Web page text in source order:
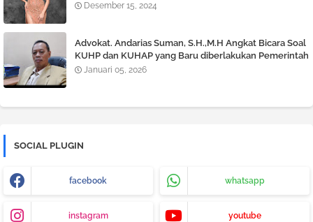
Desember 15, 2024
Advokat. Andarias Suman, S.H.,M.H Angkat Bicara Soal
KUHP dan KUHAP yang Baru diberlakukan Pemerintah
Januari 05, 2026
SOCIAL PLUGIN
facebook whatsapp
instagram youtube